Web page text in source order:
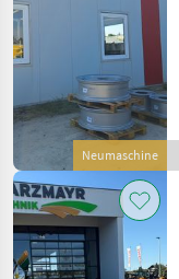
MODELL
520/85R42
600/70
R30
710/70
Neumaschine